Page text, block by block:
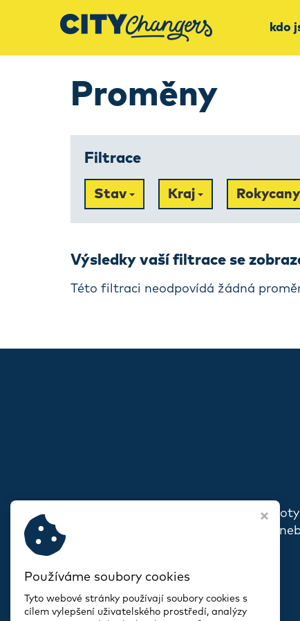
kdo
Proměny
Filtrace
Stav Kraj Rokycany
Výsledky vaší filtrace se
Této filtraci neodpovídá žádná
Pokud s vámi rezonují naše
o sobě, o svém spolku
Používáme soubory cookies
Tyto webové stránky používají soubory cookies s
cílem vylepšení uživatelského prostředí, analýzy